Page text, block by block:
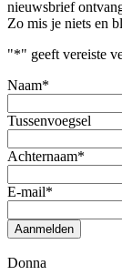
nieuwsbrief
Zo mis je niets en
"*" geeft vereiste
Naam*
Tussenvoegsel
Achternaam*
E-mail*
Aanmelden
Donna